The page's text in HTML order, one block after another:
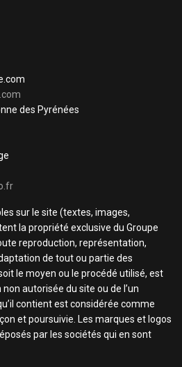
des Pyrénées
sur le site (textes, images,
la propriété exclusive du Groupe
reproduction, représentation,
de tout ou partie des
le moyen ou le procédé utilisé, est
autorisée du site ou de l’un
contient est considérée comme
et poursuivie. Les marques et logos
par les sociétés qui en sont